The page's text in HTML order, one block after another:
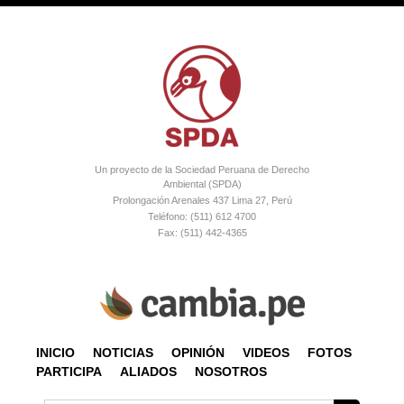
Un proyecto de la Sociedad Peruana de Derecho
Ambiental (SPDA)
Prolongación Arenales 437 Lima 27, Perú
Teléfono: (511) 612 4700
Fax: (511) 442-4365
INICIO NOTICIAS OPINIÓN VIDEOS
FOTOS
PARTICIPA
ALIADOS NOSOTROS